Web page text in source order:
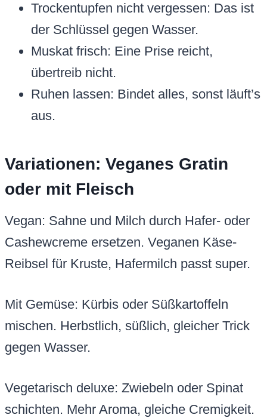
Trockentupfen nicht vergessen: Das ist
der Schlüssel gegen Wasser.
Muskat frisch: Eine Prise reicht,
übertreib nicht.
Ruhen lassen: Bindet alles, sonst läuft’s
aus.
Variationen: Veganes Gratin
oder mit Fleisch
Vegan: Sahne und Milch durch Hafer- oder
Cashewcreme ersetzen. Veganen Käse-
Reibsel für Kruste, Hafermilch passt super.
Mit Gemüse: Kürbis oder Süßkartoffeln
mischen. Herbstlich, süßlich, gleicher Trick
gegen Wasser.
Vegetarisch deluxe: Zwiebeln oder Spinat
schichten. Mehr Aroma, gleiche Cremigkeit.